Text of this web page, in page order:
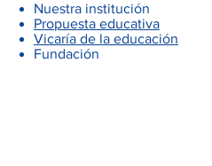
Nuestra institución
Propuesta educativa
Vicaría de la educación
Fundación